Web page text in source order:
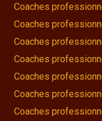
Coaches
Coaches
Coaches
Coaches
Coaches
Coaches
Coaches